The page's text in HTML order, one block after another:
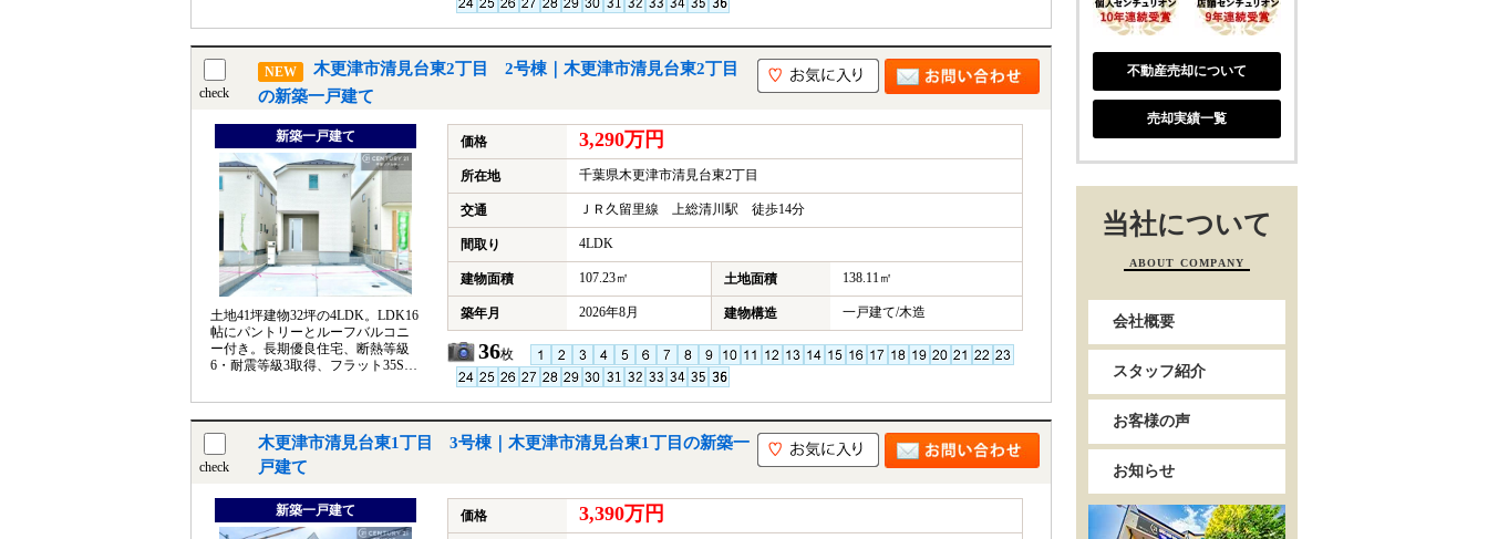
check
NEW
木更津市清見台東2丁目 2号棟｜木更津市清見台東2丁目
の新築一戸建て
新築一戸建て
土地41坪建物32坪の4LDK。LDK16
帖にパントリーとルーフバルコニ
ー付き。長期優良住宅、断熱等級
6・耐震等級3取得、フラット35S対
価格 3,290万円
所在地 千葉県木更津市清見台東2丁目
交通 ＪＲ久留里線 上総清川駅 徒歩14分
間取り 4LDK
建物面積 107.23㎡ 土地面積 138.11㎡
築年月 2026年8月 建物構造 一戸建て/木造
36枚
check
木更津市清見台東1丁目 3号棟｜木更津市清見台東1丁目の新築一
戸建て
新築一戸建て 価格 3,390万円
不動産売却について
売却実績一覧
当社について
ABOUT COMPANY
会社概要
スタッフ紹介
お客様の声
お知らせ